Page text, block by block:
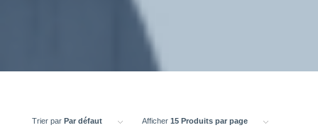
Trier par Par défaut Afficher 15 Produits par page